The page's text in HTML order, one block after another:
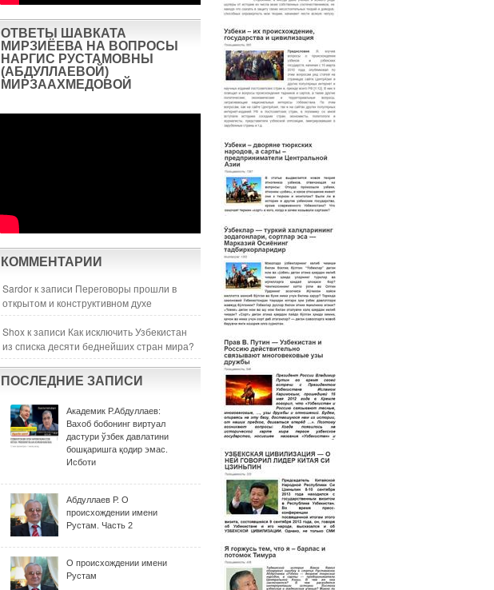
ОТВЕТЫ ШАВКАТА
МИРЗИЁЕВА НА ВОПРОСЫ
НАРГИС РУСТАМОВНЫ
(АБДУЛЛАЕВОЙ)
МИРЗААХМЕДОВОЙ
КОММЕНТАРИИ
Sardor к записи Переговоры прошли в
открытом и конструктивном духе
Shox к записи Как исключить Узбекистан
из списка десяти беднейших стран мира?
ПОСЛЕДНИЕ ЗАПИСИ
Академик Р.Абдуллаев:
Вахоб бобонинг виртуал
дастури ўзбек давлатини
бошқаришга қодир эмас.
Исботи
Абдуллаев Р. О
происхождении имени
Рустам. Часть 2
О происхождении имени
Рустам